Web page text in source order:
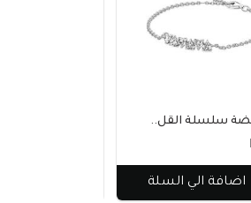
سلسلة القل..
الي السلة